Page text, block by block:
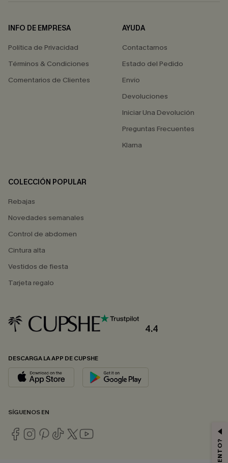
INFO DE EMPRESA
Política de Privacidad
Términos & Condiciones
Comentarios de Clientes
AYUDA
Contactarnos
Estado del Pedido
Envío
Devoluciones
Iniciar Una Devolución
Preguntas Frecuentes
Klarna
COLECCIÓN POPULAR
Rebajas
Novedades semanales
Control de abdomen
Cintura alta
Vestidos de fiesta
Tarjeta regalo
4.4
DESCARGA LA APP DE CUPSHE
SÍGUENOS EN